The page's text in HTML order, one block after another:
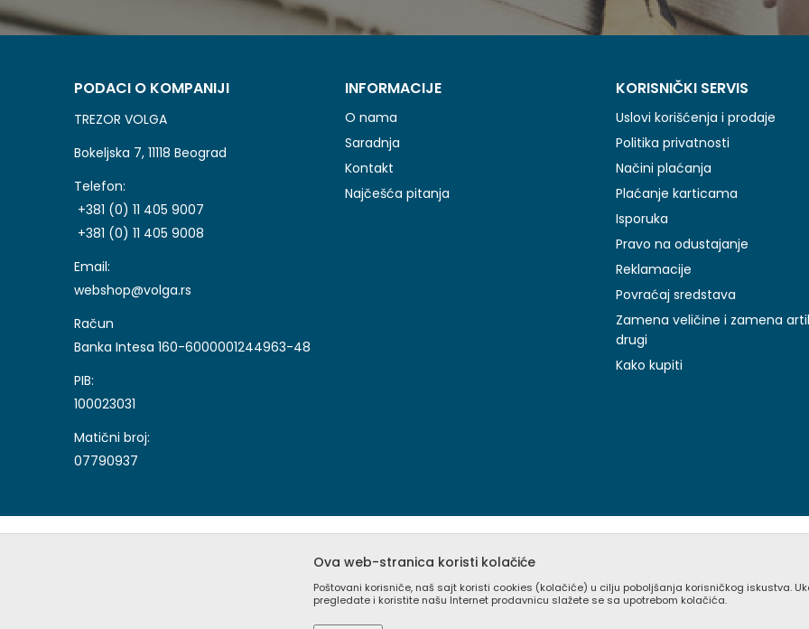
PODACI O KOMPANIJI
TREZOR VOLGA
Bokeljska 7, 11118 Beograd
Telefon:
+381 (0) 11 405 9007
+381 (0) 11 405 9008
Email:
webshop@volga.rs
Račun
Banka Intesa 160-6000001244963-48
PIB:
100023031
Matični broj:
07790937
INFORMACIJE
O nama
Saradnja
Kontakt
Najčešća pitanja
KORISNIČKI SERVIS
Uslovi korišćenja i prodaje
Politika privatnosti
Načini plaćanja
Plaćanje karticama
Isporuka
Pravo na odustajanje
Reklamacije
Povraćaj sredstava
Zamena veličine i zamena
drugi
Kako kupiti
Nastojimo da budemo što precizniji u opisu proizvoda, prikazu slika i samih cena, ali ne možemo garantovati da su sve
Ova web-stranica koristi kolačiće
Poštovani korisniče, naš sajt koristi cookies (kolačiće) u cilju poboljšanja korisničkog iskustva.
pregledate i koristite našu Internet prodavnicu slažete se sa upotrebom kolačića.